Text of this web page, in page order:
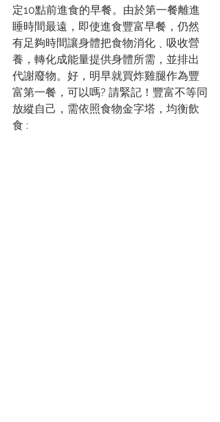
定10點前進食的早餐。由於第一餐離進
睡時間最遠，即使進食豐富早餐，仍然
有足夠時間讓身體把食物消化﹑吸收營
養，轉化成能量提供身體所需，並排出
代謝廢物。好，明早就買炸雞腿作為豐
富第一餐，可以嗎? 請緊記！豐富不等同
放縱自己，需依照食物金字塔，均衡飲
食 :